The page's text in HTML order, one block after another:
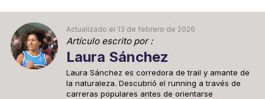
Actualizado el 13 de febrero de 2026
Artículo escrito por :
Laura Sánchez
Laura Sánchez es corredora de trail y amante de
la naturaleza. Descubrió el running a través de
carreras populares antes de orientarse